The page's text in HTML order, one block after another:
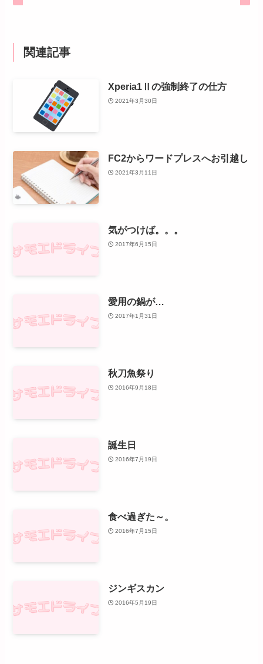
関連記事
Xperia1Ⅱの強制終了の仕方
2021年3月30日
FC2からワードプレスへお引越し
2021年3月11日
気がつけば。。。
2017年6月15日
愛用の鍋が…
2017年1月31日
秋刀魚祭り
2016年9月18日
誕生日
2016年7月19日
食べ過ぎた～。
2016年7月15日
ジンギスカン
2016年5月19日